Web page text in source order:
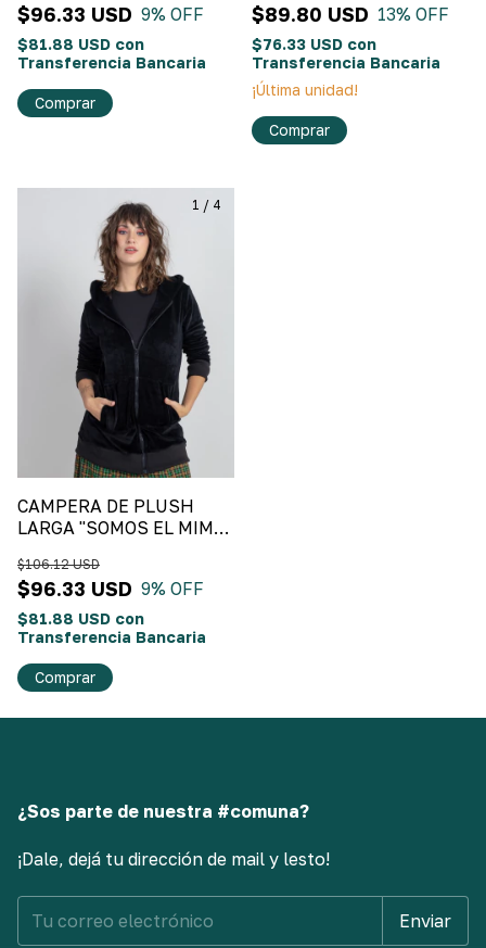
$96.33 USD 9% OFF
$81.88 USD con
Transferencia Bancaria
Comprar
$89.80 USD 13% OFF
$76.33 USD con
Transferencia Bancaria
¡Última unidad!
Comprar
1 / 4
CAMPERA DE PLUSH
LARGA "SOMOS EL MIMO"
$96.33 USD
$106.12 USD
9% OFF
$81.88 USD con
Transferencia Bancaria
Comprar
¿Sos parte de nuestra #comuna?
¡Dale, dejá tu dirección de mail y lesto!